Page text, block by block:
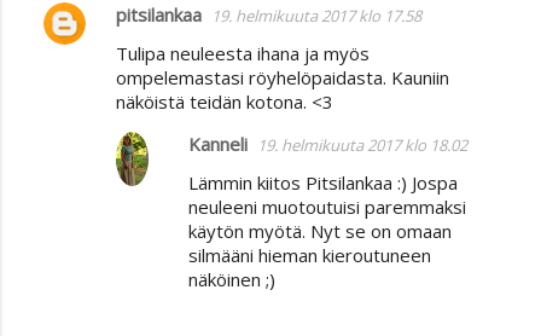
K
pitsilankaa 19. helmikuuta 2017 klo 17.58
Tulipa neuleesta ihana ja myös
ompelemastasi röyhelöpaidasta. Kauniin
näköistä teidän kotona. <3
Kanneli 19. helmikuuta 2017 klo 18.02
Lämmin kiitos Pitsilankaa :) Jospa
neuleeni muotoutuisi paremmaksi
käytön myötä. Nyt se on omaan
silmääni hieman kieroutuneen
näköinen ;)